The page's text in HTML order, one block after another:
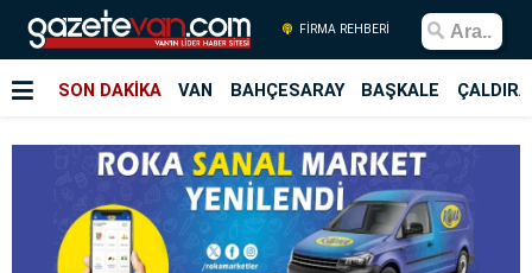
FİRMA REHBERİ
SON DAKİKA VAN BAHÇESARAY BAŞKALE